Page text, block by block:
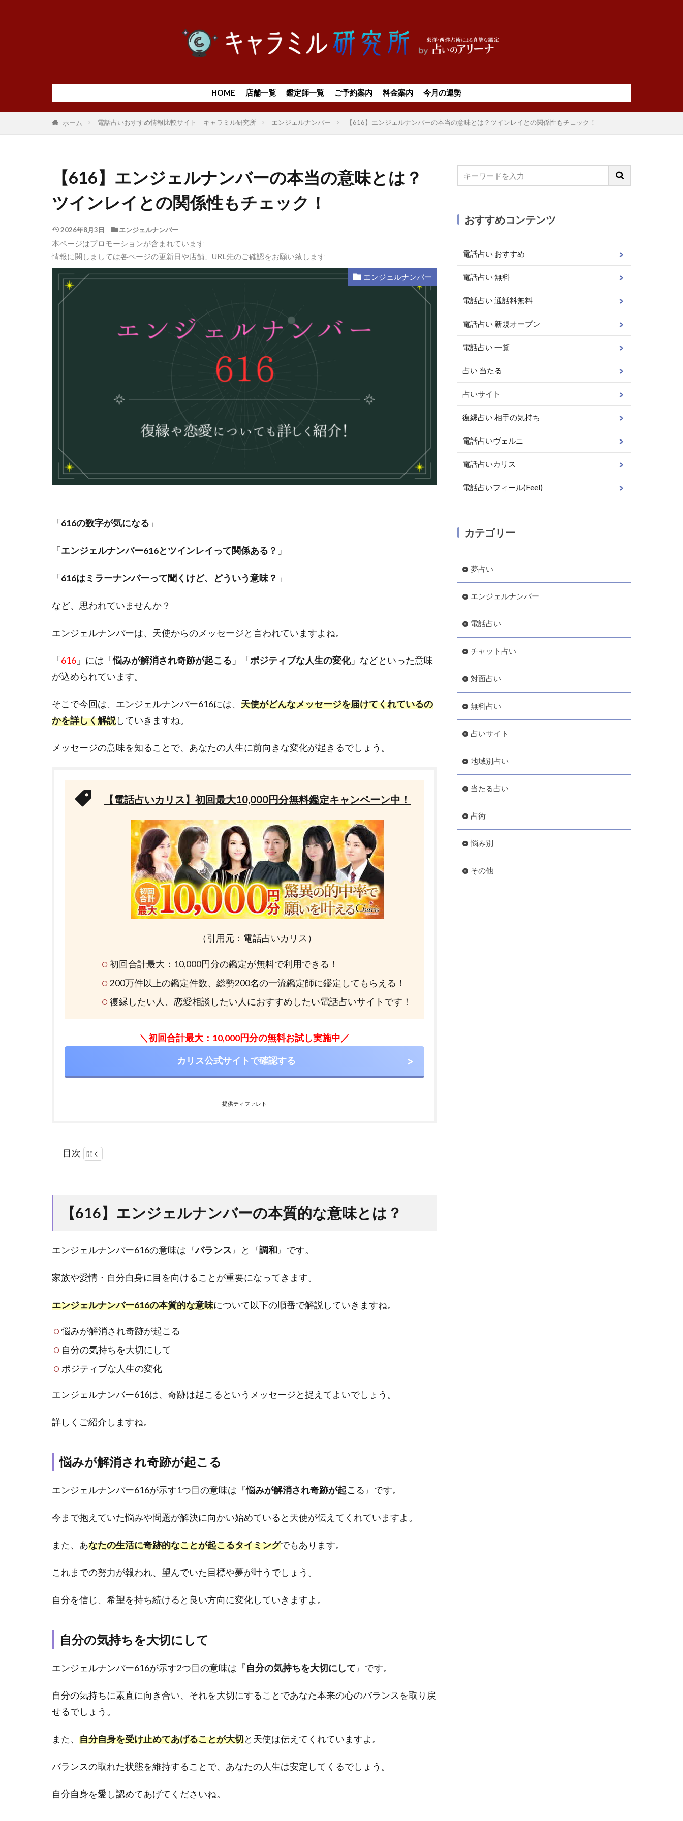
HOME 店舗一覧 鑑定師一覧 ご予約案内 料金案内 今月の運勢
ホーム 電話占いおすすめ情報比較サイト｜キャラミル研究所 エンジェルナンバー 【616】エンジェルナンバーの本当の意味とは？ツインレイとの関係性もチェック！
【616】エンジェルナンバーの本当の意味とは？
ツインレイとの関係性もチェック！
2026年8月3日 エンジェルナンバー
本ページはプロモーションが含まれています
情報に関しましては各ページの更新日や店舗、URL先のご確認をお願い致します
エンジェルナンバー
「616の数字が気になる 」
「エンジェルナンバー616とツインレイって関係ある？ 」
「616はミラーナンバーって聞くけど、どういう意味？ 」
など、思われていませんか？
エンジェルナンバーは、天使からのメッセージと言われていますよね。
「616 」には「悩みが解消され奇跡が起こる 」「ポジティブな人生の変化」などといった意味
が込められています。
そこで今回は、エンジェルナンバー616には、 天使がどんなメッセージを届けてくれているの
かを詳しく解説していきますね。
メッセージの意味を知ることで、あなたの人生に前向きな変化が起きるでしょう。
【電話占いカリス】初回最大10,000円分無料鑑定キャンペーン中！
（引用元：電話占いカリス）
初回合計最大：10,000円分の鑑定が無料で利用できる！
200万件以上の鑑定件数、総勢200名の一流鑑定師に鑑定してもらえる！
復縁したい人、恋愛相談したい人におすすめしたい電話占いサイトです！
＼初回合計最大：10,000円分の無料お試し実施中／
カリス公式サイトで確認する
提供ティファレト
目次
ェルナ
ンバー
味と
1.1
が解
れ奇
起こ
る
自分
持ち
して
ポジ
ブな
人生
化
【616】
ーナン
ェルナ
ンバー
いは？
2.1
ンジ
ナン
ー」
ラー
【616】エンジェルナンバーの本質的な意味とは？
エンジェルナンバー616の意味は『バランス 』と『調和 』です。
家族や愛情・自分自身に目を向けることが重要になってきます。
エンジェルナンバー616の本質的な意味について以下の順番で解説していきますね。
悩みが解消され奇跡が起こる
自分の気持ちを大切にして
ポジティブな人生の変化
エンジェルナンバー616は、奇跡は起こるというメッセージと捉えてよいでしょう。
詳しくご紹介しますね。
悩みが解消され奇跡が起こる
エンジェルナンバー616が示す1つ目の意味は『悩みが解消され奇跡が起こ る』です。
今まで抱えていた悩みや問題が解決に向かい始めていると天使が伝えてくれていますよ。
また、あなたの生活に奇跡的なことが起こるタイミングでもあります。
これまでの努力が報われ、望んでいた目標や夢が叶うでしょう。
自分を信じ、希望を持ち続けると良い方向に変化していきますよ。
自分の気持ちを大切にして
エンジェルナンバー616が示す2つ目の意味は『自分の気持ちを大切にして 』です。
自分の気持ちに素直に向き合い、それを大切にすることであなた本来の心のバランスを取り戻
せるでしょう。
また、 自分自身を受け止めてあげることが大切と天使は伝えてくれていますよ。
バランスの取れた状態を維持することで、あなたの人生は安定してくるでしょう。
自分自身を愛し認めてあげてくださいね。
おすすめコンテンツ
電話占い おすすめ
電話占い 無料
電話占い 通話料無料
電話占い 新規オープン
電話占い 一覧
占い 当たる
占いサイト
復縁占い 相手の気持ち
電話占いヴェルニ
電話占いカリス
電話占いフィール(Feel)
カテゴリー
夢占い
エンジェルナンバー
電話占い
チャット占い
対面占い
無料占い
占いサイト
地域別占い
当たる占い
占術
悩み別
その他